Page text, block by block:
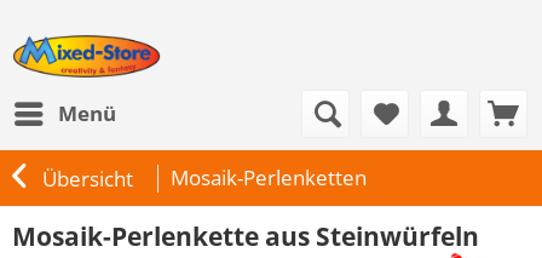
Menü
Übersicht Mosaik-Perlenketten
Mosaik-Perlenkette aus Steinwürfeln